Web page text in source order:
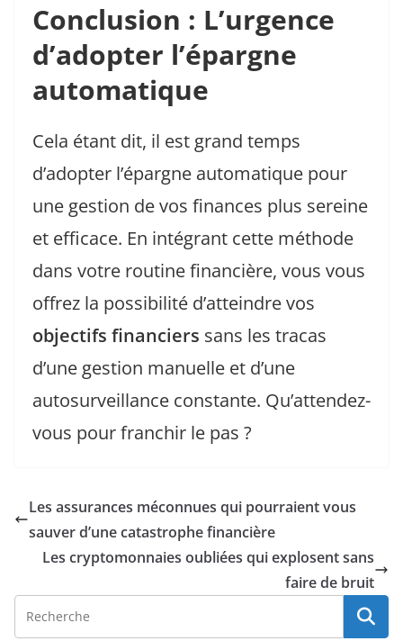
Conclusion : L’urgence
d’adopter l’épargne
automatique
Cela étant dit, il est grand temps
d’adopter l’épargne automatique pour
une gestion de vos finances plus sereine
et efficace. En intégrant cette méthode
dans votre routine financière, vous vous
offrez la possibilité d’atteindre vos
objectifs financiers sans les tracas
d’une gestion manuelle et d’une
autosurveillance constante. Qu’attendez-
vous pour franchir le pas ?
Les assurances méconnues qui pourraient vous
sauver d’une catastrophe financière
Les cryptomonnaies oubliées qui explosent sans
faire de bruit